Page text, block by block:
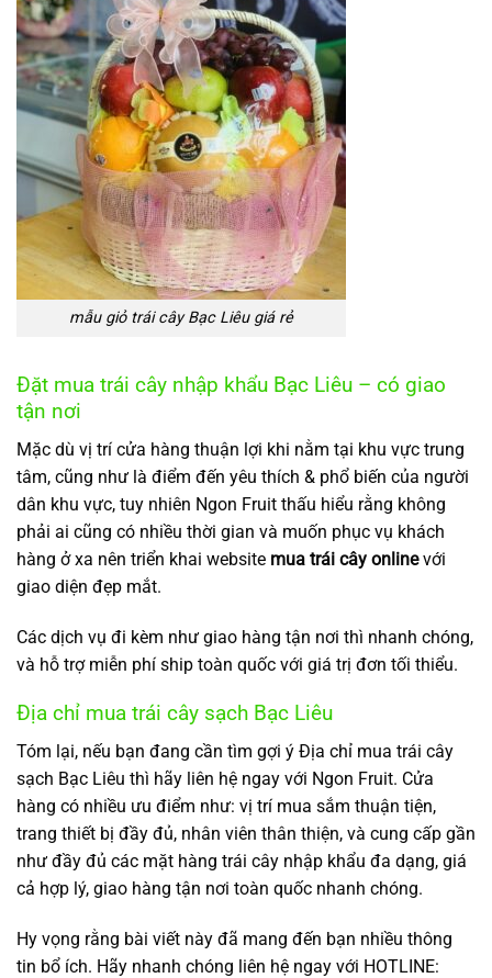
mẫu giỏ trái cây Bạc Liêu giá rẻ
Đặt mua trái cây nhập khẩu Bạc Liêu – có giao
tận nơi
Mặc dù vị trí cửa hàng thuận lợi khi nằm tại khu vực trung
tâm, cũng như là điểm đến yêu thích & phổ biến của người
dân khu vực, tuy nhiên Ngon Fruit thấu hiểu rằng không
phải ai cũng có nhiều thời gian và muốn phục vụ khách
hàng ở xa nên triển khai website mua trái cây onlinevới
giao diện đẹp mắt.
Các dịch vụ đi kèm như giao hàng tận nơi thì nhanh chóng,
và hỗ trợ miễn phí ship toàn quốc với giá trị đơn tối thiểu.
Địa chỉ mua trái cây sạch Bạc Liêu
Tóm lại, nếu bạn đang cần tìm gợi ý Địa chỉ mua trái cây
sạch Bạc Liêu thì hãy liên hệ ngay với Ngon Fruit. Cửa
hàng có nhiều ưu điểm như: vị trí mua sắm thuận tiện,
trang thiết bị đầy đủ, nhân viên thân thiện, và cung cấp gần
như đầy đủ các mặt hàng trái cây nhập khẩu đa dạng, giá
cả hợp lý, giao hàng tận nơi toàn quốc nhanh chóng.
Hy vọng rằng bài viết này đã mang đến bạn nhiều thông
tin bổ ích. Hãy nhanh chóng liên hệ ngay với HOTLINE: